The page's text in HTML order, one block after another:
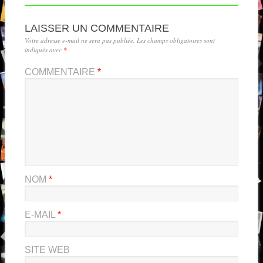
LAISSER UN COMMENTAIRE
Votre adresse e-mail ne sera pas publiée. Les champs obligatoires sont
indiqués avec *
COMMENTAIRE *
NOM *
E-MAIL *
SITE WEB